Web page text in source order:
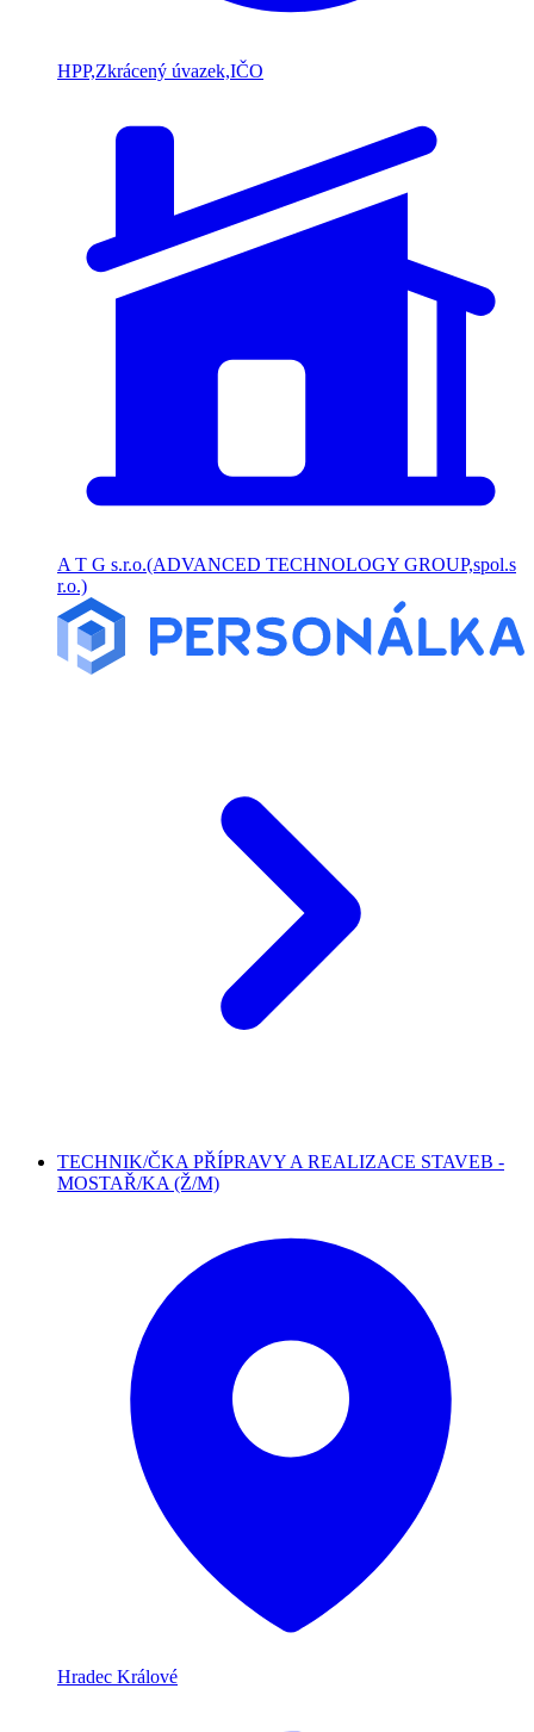
HPP,Zkrácený úvazek,IČO
A T G s.r.o.(ADVANCED TECHNOLOGY GROUP,spol.s
r.o.)
TECHNIK/ČKA PŘÍPRAVY A REALIZACE STAVEB -
MOSTAŘ/KA (Ž/M)
Hradec Králové